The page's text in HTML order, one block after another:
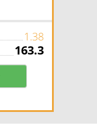
1.38
163.3